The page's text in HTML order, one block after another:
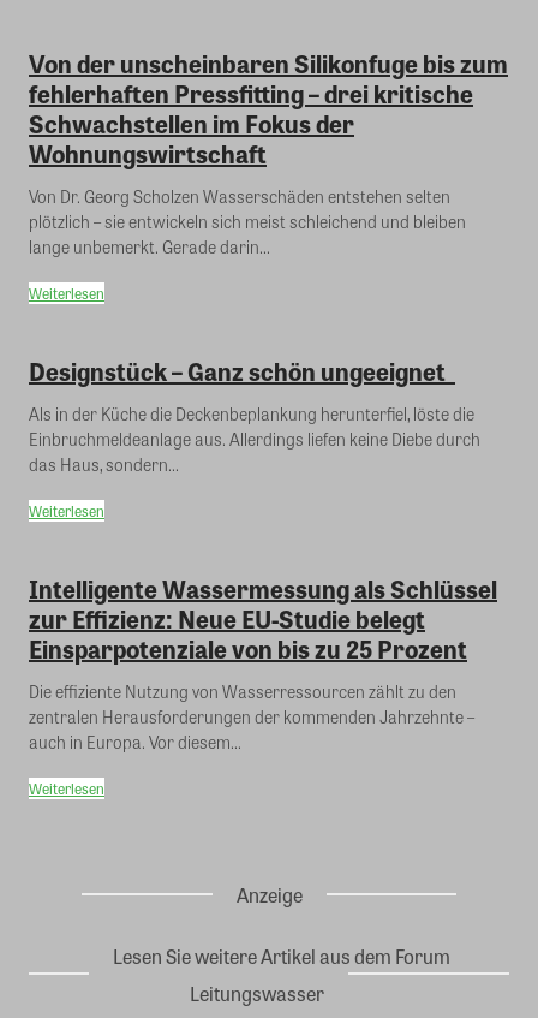
Von der unscheinbaren Silikonfuge bis zum
fehlerhaften Pressfitting – drei kritische
Schwachstellen im Fokus der
Wohnungswirtschaft
Von Dr. Georg Scholzen Wasserschäden entstehen selten
plötzlich – sie entwickeln sich meist schleichend und bleiben
lange unbemerkt. Gerade darin...
Weiterlesen
Designstück – Ganz schön ungeeignet
Als in der Küche die Deckenbeplankung herunterfiel, löste die
Einbruchmeldeanlage aus. Allerdings liefen keine Diebe durch
das Haus, sondern...
Weiterlesen
Intelligente Wassermessung als Schlüssel
zur Effizienz: Neue EU-Studie belegt
Einsparpotenziale von bis zu 25 Prozent
Die effiziente Nutzung von Wasserressourcen zählt zu den
zentralen Herausforderungen der kommenden Jahrzehnte –
auch in Europa. Vor diesem...
Weiterlesen
Anzeige
Lesen Sie weitere Artikel aus dem Forum
Leitungswasser